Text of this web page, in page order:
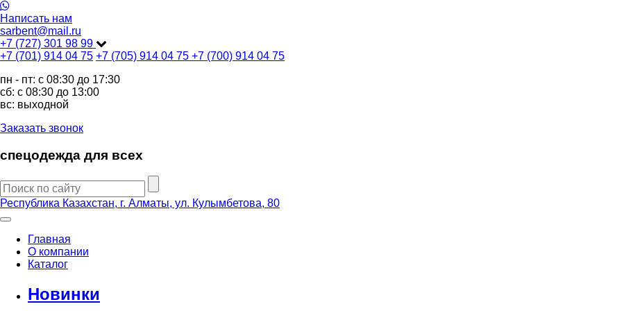
Написать нам
sarbent@mail.ru
+7 (727) 301 98 99
+7 (701) 914 04 75 +7 (705) 914 04 75 +7 (700) 914 04 75
пн - пт: c 08:30 до 17:30
сб: c 08:30 до 13:00
вс: выходной
Заказать звонок
спецодежда для всех
Республика Казахстан, г. Алматы, ул. Кулымбетова, 80
Главная
О компании
Каталог
Новинки